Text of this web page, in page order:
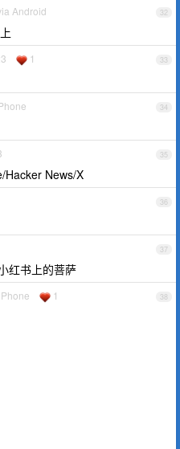
32
Android
33
1
34
35
Hacker News/X
36
37
红书上的菩萨
38
1